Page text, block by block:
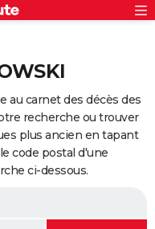
au carnet des décès des
recherche ou trouver
plus ancien en tapant
code postal d'une
ci-dessous.